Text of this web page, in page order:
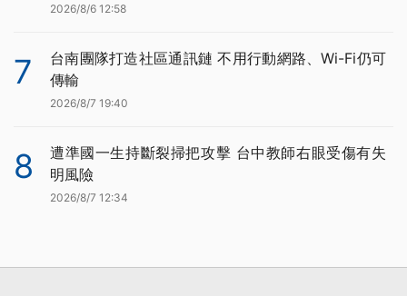
2026/8/6 12:58
7
台南團隊打造社區通訊鏈 不用行動網路、Wi-Fi仍可
傳輸
2026/8/7 19:40
8
遭準國一生持斷裂掃把攻擊 台中教師右眼受傷有失
明風險
2026/8/7 12:34